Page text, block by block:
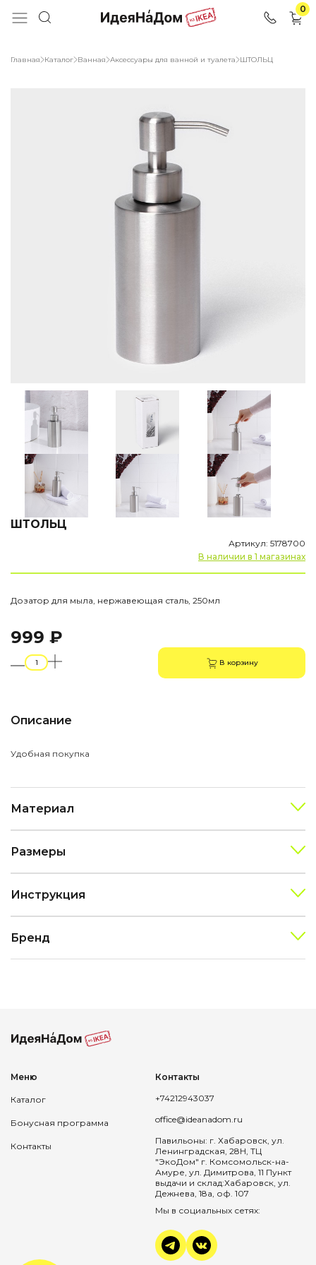
0
Главная Каталог Ванная Аксессуары для ванной и туалета ШТОЛЬЦ
ШТОЛЬЦ
Артикул: 5178700
В наличии в 1 магазинах
Дозатор для мыла, нержавеющая сталь, 250мл
999 ₽
В корзину
Описание
Удобная покупка
Материал
Размеры
Инструкция
Бренд
Меню
Каталог
Бонусная программа
Контакты
Контакты
+74212943037
office@ideanadom.ru
Павильоны: г. Хабаровск, ул.
Ленинградская, 28Н, ТЦ
"ЭкоДом" г. Комсомольск-на-
Амуре, ул. Димитрова, 11 Пункт
выдачи и склад:Хабаровск, ул.
Дежнева, 18а, оф. 107
Мы в социальных сетях: